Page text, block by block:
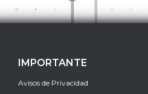
IMPORTANTE
Avisos de Privacidad